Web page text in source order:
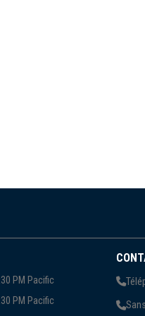
PM Pacific
PM Pacific